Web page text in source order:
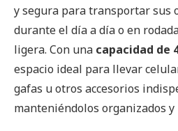
y segura para transportar sus
durante el día a día o en
ligera. Con una capacidad de
espacio ideal para llevar
gafas u otros accesorios
manteniéndolos organizados y